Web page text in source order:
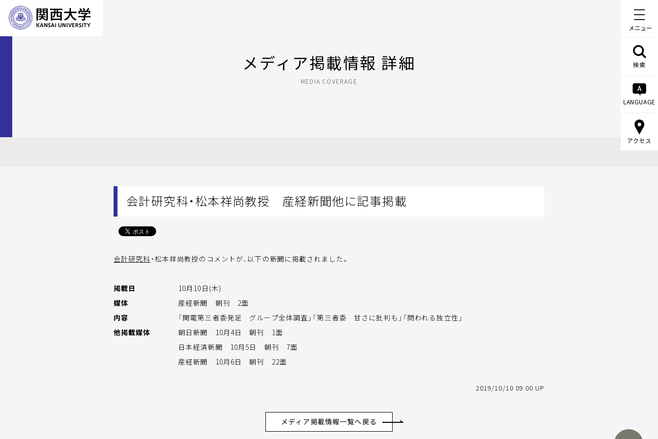
メニュー
検索
LANGUAGE
アクセス
メディア掲載情報 詳細
MEDIA COVERAGE
会計研究科・松本祥尚教授 産経新聞他に記事掲載
会計研究科 ・松本祥尚教授のコメントが、以下の新聞に掲載されました。
掲載日
10月10日(木)
媒体
産経新聞 朝刊 2面
内容
「関電第三者委発足 グループ全体調査」「第三者委 甘さに批判も」「問われる独立性」
他掲載媒体
朝日新聞 10月4日 朝刊 1面
日本経済新聞 10月5日 朝刊 7面
産経新聞 10月6日 朝刊 22面
2019/10/10 09:00 UP
メディア掲載情報一覧へ戻る